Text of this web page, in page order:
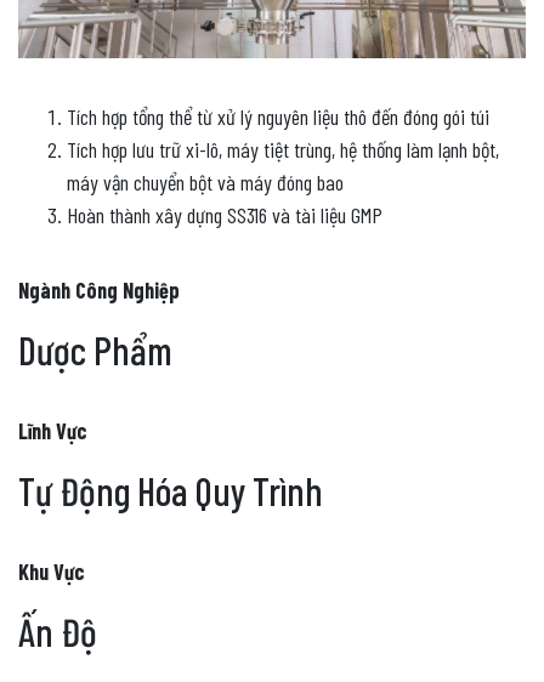
Tích hợp tổng thể từ xử lý nguyên liệu thô đến đóng gói túi
Tích hợp lưu trữ xi-lô, máy tiệt trùng, hệ thống làm lạnh bột,
máy vận chuyển bột và máy đóng bao
Hoàn thành xây dựng SS316 và tài liệu GMP
Ngành Công Nghiệp
Dược Phẩm
Lĩnh Vực
Tự Động Hóa Quy Trình
Khu Vực
Ấn Độ